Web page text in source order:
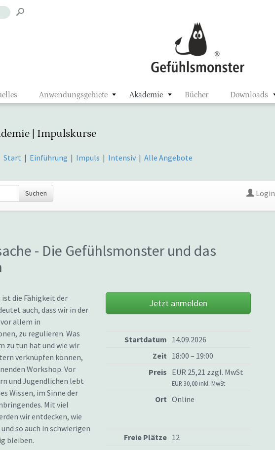
Anwendungsgebiete Akademie Bücher Downloads
| Impulskurse
Start | Einführung | Impuls | Intensiv |Alle Angebote
Suchen Login
- Die Gefühlsmonster und das
die Fähigkeit der
auch, dass wir in der
allem in
zu regulieren. Was
zu tun hat und wie wir
verknüpfen können,
Workshop. Vor
und Jugendlichen lebt
Wissen, im Sinne der
Mit viel
wir entdecken, wie
so auch in schwierigen
bleiben.
Jetzt anmelden
Startdatum 14.09.2026
Zeit 18:00 – 19:00
Preis EUR 25,21 zzgl. MwSt
EUR 30,00 inkl. MwSt
Ort Online
Freie Plätze 12